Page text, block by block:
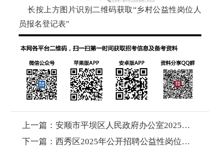
长按上方图片识别二维码获取“乡村公益性岗位人
员报名登记表”
上一篇： 安顺市平坝区人民政府办公室2025年 公开招聘编外人员公告
下一篇： 西秀区2025年公开招聘公益性岗位人员公告